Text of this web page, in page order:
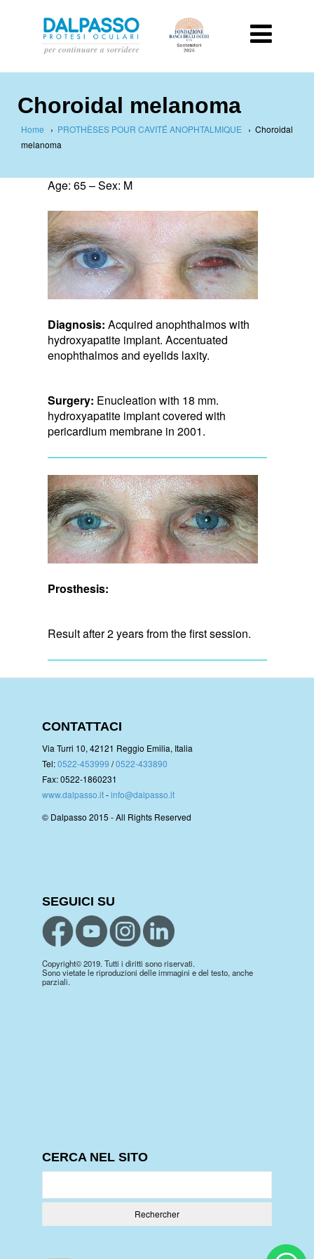
Choroidal melanoma
Home › PROTHÈSES POUR CAVITÉ ANOPHTALMIQUE › Choroidal
melanoma
Age: 65 – Sex: M
Diagnosis: Acquired anophthalmos with
hydroxyapatite implant. Accentuated
enophthalmos and eyelids laxity.
Surgery: Enucleation with 18 mm.
hydroxyapatite implant covered with
pericardium membrane in 2001.
Prosthesis:
Result after 2 years from the first session.
CONTATTACI
Via Turri 10, 42121 Reggio Emilia, Italia
Tel:0522-453999 /0522-433890
Fax: 0522-1860231
www.dalpasso.it-info@dalpasso.it
© Dalpasso 2015 - All Rights Reserved
SEGUICI SU
Copyright© 2019. Tutti i diritti sono riservati.
Sono vietate le riproduzioni delle immagini e del testo, anche
parziali.
CERCA NEL SITO